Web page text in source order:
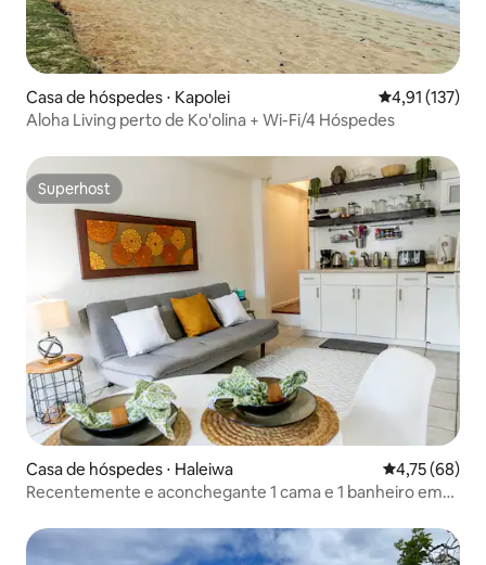
Casa de hóspedes ⋅ Kapolei 4,91 de uma
4,91 (137)
Aloha Living perto de Ko'olina + Wi-Fi/4 Hóspedes
Superhost
Superhost
Casa de hóspedes ⋅ Haleiwa 4,75 de uma
4,75 (68)
Recentemente e aconchegante 1 cama e 1 banheiro em